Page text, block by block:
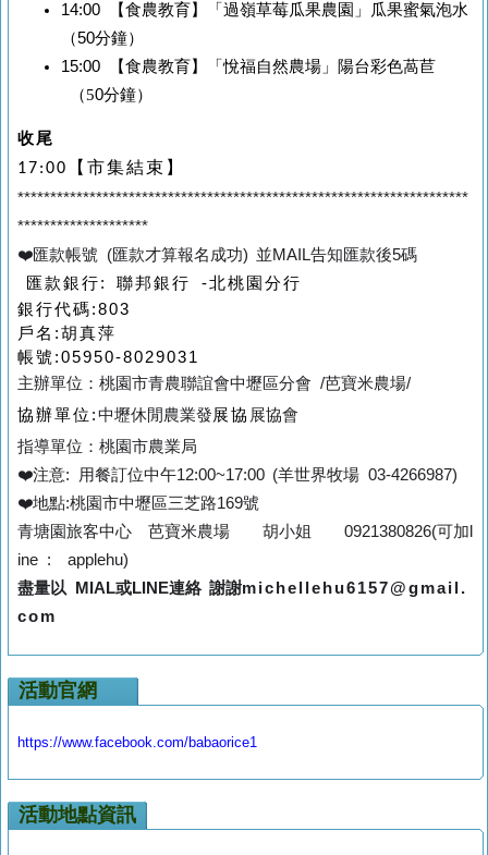
14:00
【食農教育】「過嶺草莓瓜果農園」瓜果蜜氣泡水
（50分鐘）
15:00
【食農教育】「悅福自然農場」陽台彩色萵苣
（50分鐘）
收尾
17:00
【市集結束】
*********************************************************************
********************
❤️匯款帳號 (匯款才算報名成功) 並MAIL告知匯款後5碼
匯款銀行: 聯邦銀行 -北桃園分行
銀行代碼:803
戶名:胡真萍
帳號:05950-8029031
主辦單位：桃園市青農聯誼會中壢區分會 /芭寶米農場/
協辦單位:中壢休閒農業發展協 展協會
指導單位：桃園市農業局
❤️注意: 用餐訂位中午12:00~17:00 (羊世界牧場 03-4266987)
❤️地點:桃園市中壢區三芝路169號
青塘園旅客中心 芭寶米農場 胡小姐 0921380826(可加l
ine : applehu)
盡量以 MIAL或LINE連絡 謝謝michellehu6157@gmail.
com
活動官網
https://www.facebook.com/babaorice1
活動地點資訊